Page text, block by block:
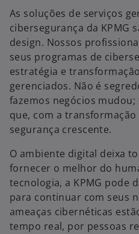
As soluções de serviços
cibersegurança da KPMG
design. Nossos
seus programas de
estratégia e
gerenciados. Não é
fazemos negócios
que, com a
segurança crescente.
O ambiente digital deixa
fornecer o melhor do
tecnologia, a KPMG pode
para continuar com seus
ameaças cibernéticas
tempo real, por pessoas